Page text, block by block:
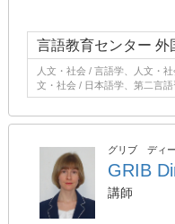
言語教育センター 外
人文・社会 / 言語学、人文・
文・社会 / 日本語学、第二言語
グリブ ディ
GRIB
講師